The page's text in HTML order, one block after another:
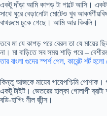
একটু দাঁড়া আমি কাপড় টা পাল্টে আসি।
সাথে ঘুরে বেড়ানোটা মোটেও খুব
বাথরুমে ঢুকে গেছে। আমি আর কিবলি।
তবে মা যে কাপড় পরে বেরল তা যে মায়ের
না। মা বাড়িতে সব সময় শাড়ি পরে –
তার বাংলা গুদের স্পর্শ পেল, কারেন্ট শর্ট
কিন্তু আজকে মায়ের গায়েপশ্চিমি পোশাক।
একটু টাইট। ভেতরের হাল্কা গোলাপী ব্রাটা
বডি-হাগিং নীল জীন্স।